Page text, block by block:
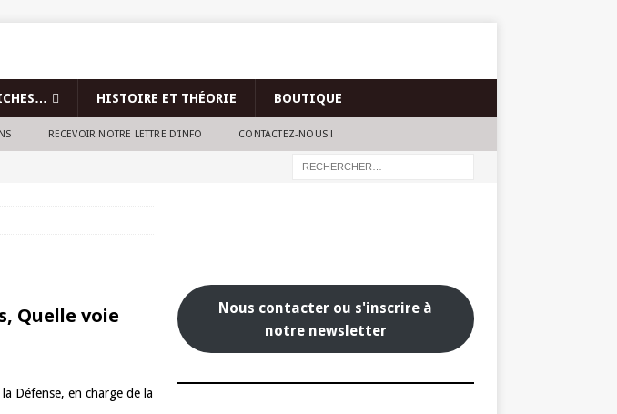
HISTOIRE ET THÉORIE BOUTIQUE
RECEVOIR NOTRE LETTRE D’INFO CONTACTEZ-NOUS !
Quelle voie
Défense, en charge de la
Nous contacter ou s'inscrire à
notre newsletter